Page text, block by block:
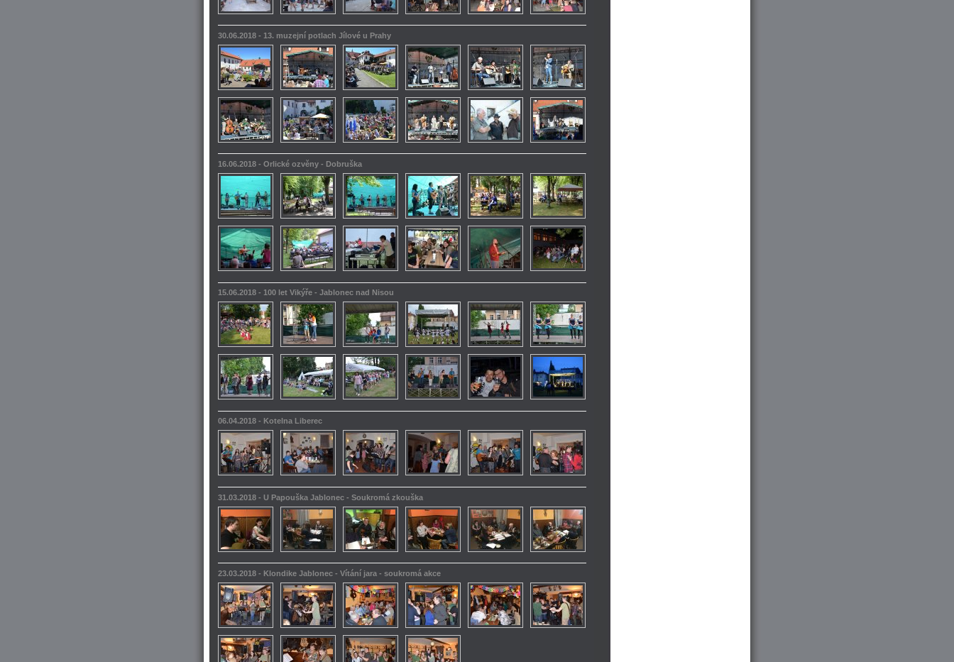
30.06.2018 - 13. muzejní potlach Jílové u Prahy
16.06.2018 - Orlické ozvěny - Dobruška
15.06.2018 - 100 let Vikýře - Jablonec nad Nisou
06.04.2018 - Kotelna Liberec
31.03.2018 - U Papouška Jablonec - Soukromá zkouška
23.03.2018 - Klondike Jablonec - Vítání jara - soukromá akce